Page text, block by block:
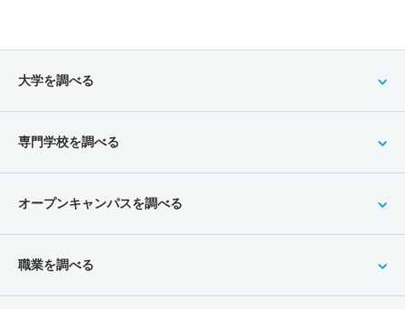
大学を調べる
専門学校を調べる
オープンキャンパスを調べる
職業を調べる